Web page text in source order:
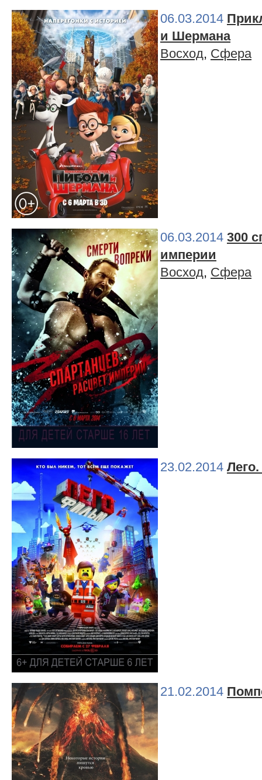
06.03.2014
и Шермана
Восход, Сфера
06.03.2014 300
империи
Восход, Сфера
23.02.2014
21.02.2014